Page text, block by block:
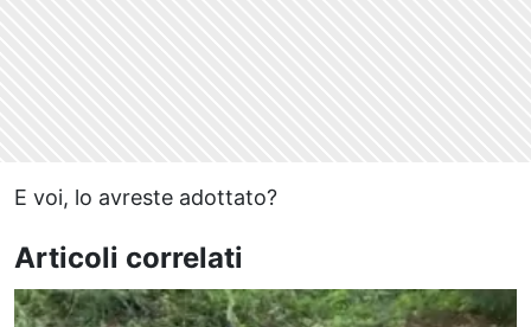
E voi, lo avreste adottato?
Articoli correlati